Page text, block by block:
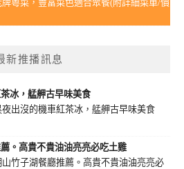
粵菜，豐富菜色適合聚餐(附詳細菜單/價
新推播訊息
冰，艋舺古早味美食
出沒的機車紅茶冰，艋舺古早味美食
。高貴不貴油油亮亮必吃土雞
竹子湖餐廳推薦。高貴不貴油油亮亮必